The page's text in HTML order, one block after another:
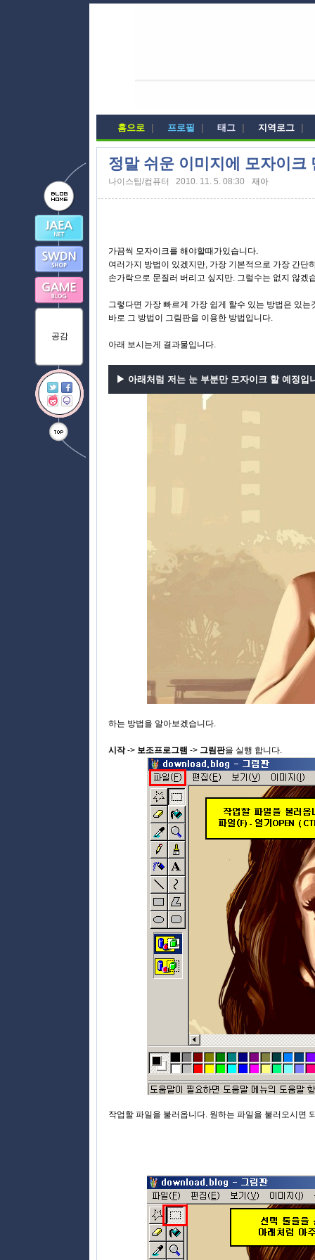
홈으로 프로필 태그 지역로그
정말 쉬운 이미지에 모자이크
나이스팁/컴퓨터 2010. 11. 5. 08:30 재아
가끔씩 모자이크를 해야할때가있습니다.
여러가지 방법이 있겠지만, 가장 기본적으로 가장 간단
손가락으로 문질러 버리고 싶지만. 그럴수는 없지 않겠
그렇다면 가장 빠르게 가장 쉽게 할수 있는 방법은 있는
바로 그 방법이 그림판을 이용한 방법입니다.
아래 보시는게 결과물입니다.
▶ 아래처럼 저는 눈 부분만 모자이크 할 예정입
하는 방법을 알아보겠습니다.
시작-> 보조프로그램 -> 그림판을 실행 합니다.
작업할 파일을 불러옵니다. 원하는 파일을 불러오시면
공감